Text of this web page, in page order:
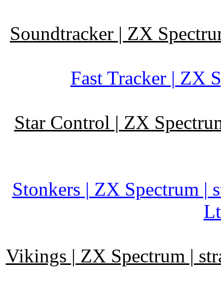
Soundtracker | ZX
Fast Tracker | ZX
Star Control | ZX
Stonkers | ZX Spectrum |
Vikings | ZX Spectrum |